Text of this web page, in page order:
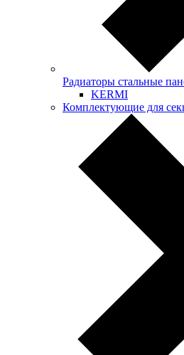
Радиаторы стальные
KERMI
Комплектующие для